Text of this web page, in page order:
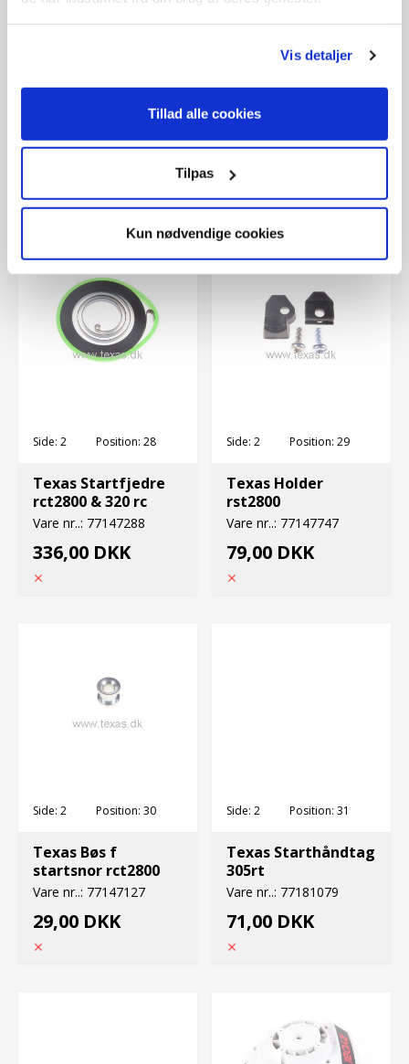
Vis detaljer
Tillad alle cookies
Tilpas
Kun nødvendige cookies
Texas Afstandsbøs
Vare nr..: 77147087
Texas Snorrulle for
Vare nr..: 77147289
300,00 DKK
Side: 2 Position: 28
Texas Startfjedre
rct2800 & 320 rc
Vare nr..: 77147288
336,00 DKK
Side: 2 Position: 29
Texas Holder
rst2800
Vare nr..: 77147747
79,00 DKK
Side: 2 Position: 30
Texas Bøs f
startsnor rct2800
Vare nr..: 77147127
29,00 DKK
Side: 2 Position: 31
Texas Starthåndtag
305rt
Vare nr..: 77181079
71,00 DKK